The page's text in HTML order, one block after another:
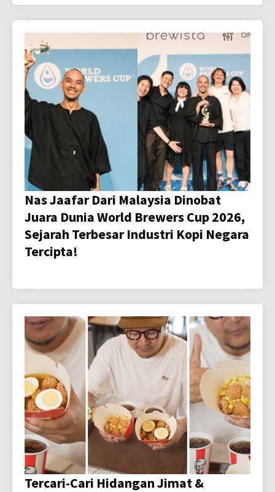
Nas Jaafar Dari Malaysia Dinobat
Juara Dunia World Brewers Cup 2026,
Sejarah Terbesar Industri Kopi Negara
Tercipta!
Tercari-Cari Hidangan Jimat &